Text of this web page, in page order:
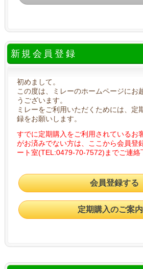
新規会員登録
初めまして。
この度は、ミレーのホームページにお
うございます。
ミレーをご利用いただくためには、定
録をお願いします。
すでに定期購入をご利用されているお
がお済みでない方は、ここから会員登
ート室(TEL:0479-70-7572)までご連絡
会員登録する
定期購入のご案